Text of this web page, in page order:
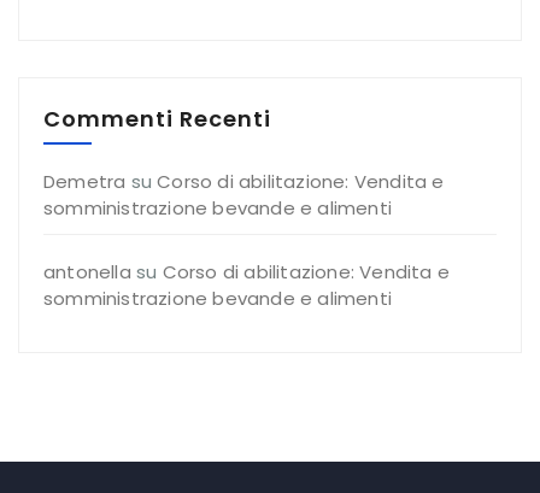
Commenti Recenti
Demetra suCorso di abilitazione: Vendita e
somministrazione bevande e alimenti
antonella su Corso di abilitazione: Vendita e
somministrazione bevande e alimenti